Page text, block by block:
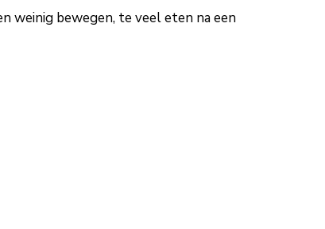
weinig bewegen, te veel eten na een